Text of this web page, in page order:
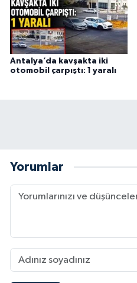
Antalya’da kavşakta iki
otomobil çarpıştı: 1 yaralı
Yorumlar